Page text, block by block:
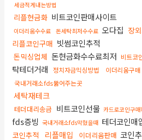
세금적게내는방법
리플현금화 비트코인판매사이트
이더리움수수료 돈세탁최저수수료 오다집 장
리플코인구매 빗썸코인추적
돈믹싱업체 돈현금화수수료최저 비트코
탁테더거래
정치자금믹싱방법 이더리움구매
국내거래소fds뚫어주는곳
세탁재테크
테더대리송금 비트코인선물 카드로코인구매
fds증빙 국내거래소fds막혔을때 테더코인매
코인추적
리플매입 이더리움판매 코인